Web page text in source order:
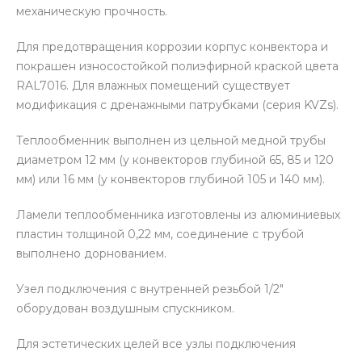
механическую прочность.
Для предотвращения коррозии корпус конвектора и
покрашен износостойкой полиэфирной краской цвета
RAL7016. Для влажных помещений существует
модификация с дренажными патрубками (серия KVZs).
Теплообменник выполнен из цельной медной трубы
диаметром 12 мм (у конвекторов глубиной 65, 85 и 120
мм) или 16 мм (у конвекторов глубиной 105 и 140 мм).
Ламели теплообменника изготовлены из алюминиевых
пластин толщиной 0,22 мм, соединение с трубой
выполнено дорнованием.
Узел подключения с внутренней резьбой 1/2″
оборудован воздушным спускником.
Для эстетических целей все узлы подключения